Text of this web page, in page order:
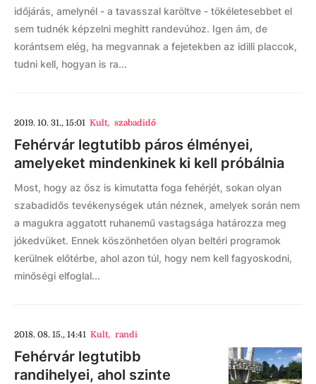
időjárás, amelynél - a tavasszal karöltve - tökéletesebbet el
sem tudnék képzelni meghitt randevúhoz. Igen ám, de
korántsem elég, ha megvannak a fejetekben az idilli placcok,
tudni kell, hogyan is ra...
2019. 10. 31., 15:01 Kult, szabadidő
Fehérvár legtutibb páros élményei,
amelyeket mindenkinek ki kell próbálnia
Most, hogy az ősz is kimutatta foga fehérjét, sokan olyan
szabadidős tevékenységek után néznek, amelyek során nem
a magukra aggatott ruhanemű vastagsága határozza meg
jókedvüket. Ennek köszönhetően olyan beltéri programok
kerülnek előtérbe, ahol azon túl, hogy nem kell fagyoskodni,
minőségi elfoglal...
2018. 08. 15., 14:41 Kult, randi
Fehérvár legtutibb
randihelyei, ahol szinte